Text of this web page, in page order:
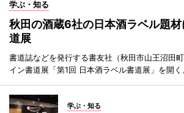
学ぶ・知る
秋田の酒蔵6社の日本酒ラベル題
道展
書道誌などを発行する書友社（秋田市山王沼田
イン書道展「第1回 日本酒ラベル書道展」を開く
学ぶ・知る